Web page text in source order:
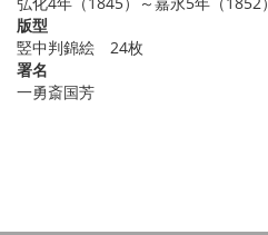
版型
竪中判錦絵 24枚
署名
一勇斎国芳